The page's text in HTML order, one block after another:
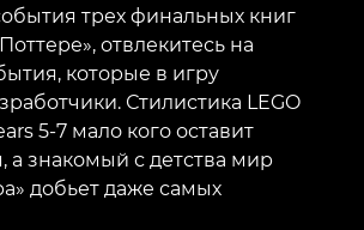
трех финальных книг
отвлекитесь на
которые в игру
Стилистика LEGO
5-7 мало кого оставит
знакомый с детства мир
добьет даже самых